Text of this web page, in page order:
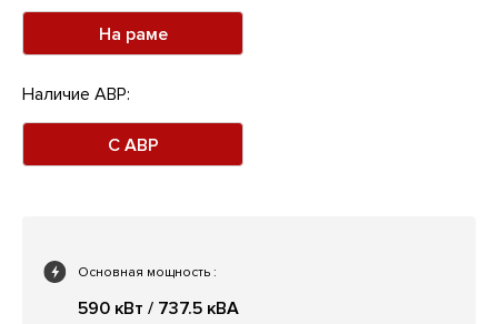
На раме
Наличие АВР:
С АВР
Основная мощность :
590 кВт / 737.5 кВА